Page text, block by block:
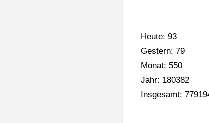
Heute: 93
Gestern: 79
Monat: 550
Jahr: 180382
Insgesamt: